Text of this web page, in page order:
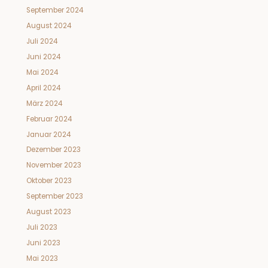
September 2024
August 2024
Juli 2024
Juni 2024
Mai 2024
April 2024
März 2024
Februar 2024
Januar 2024
Dezember 2023
November 2023
Oktober 2023
September 2023
August 2023
Juli 2023
Juni 2023
Mai 2023